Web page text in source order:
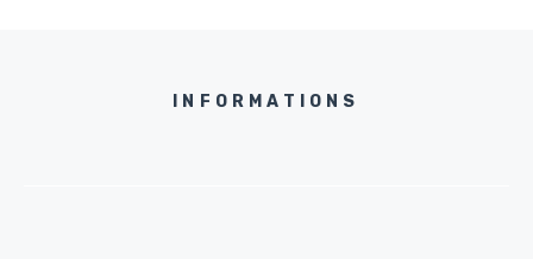
INFORMATIONS